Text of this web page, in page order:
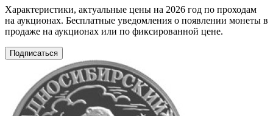
Характеристики, актуальные цены на 2026 год по проходам
на аукционах. Бесплатные уведомления о появлении монеты в
продаже на аукционах или по фиксированной цене.
Подписаться